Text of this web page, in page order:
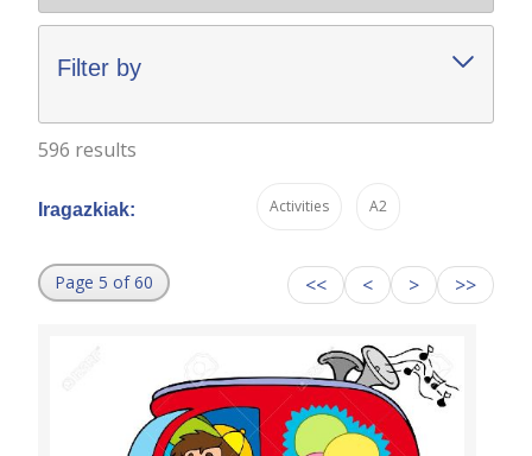
Filter by
596 results
Iragazkiak: Activities A2
Page 5 of 60 << < > >>